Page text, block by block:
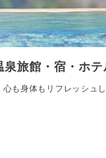
旅館・宿・ホテ
も身体もリフレッシュ